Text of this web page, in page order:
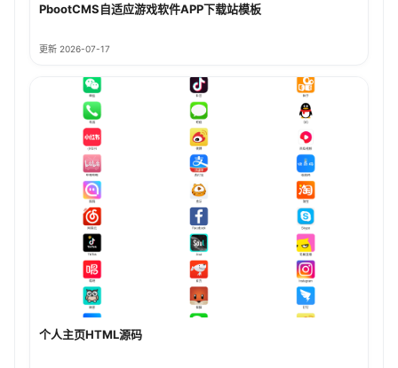
PbootCMS自适应游戏软件APP下载站模板
更新 2026-07-17
个人主页HTML源码